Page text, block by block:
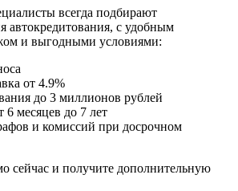
всегда подбирают
автокредитования, с удобным
и выгодными условиями:
от 4.9%
до 3 миллионов рублей
6 месяцев до 7 лет
и комиссий при досрочном
сейчас и получите дополнительную